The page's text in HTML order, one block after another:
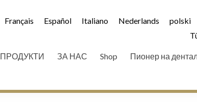
Français Español Italiano Nederlands polski
ПРОДУКТИ ЗА НАС Shop Пионер на